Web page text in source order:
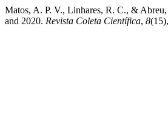
Matos, A. P. V., Linhares, R. C., &
and 2020. Revista Coleta Científica, 8